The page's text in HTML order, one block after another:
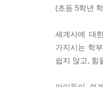
(초등 5학년
세계사에 대
가지시는 학
쉽지 않고, 힘